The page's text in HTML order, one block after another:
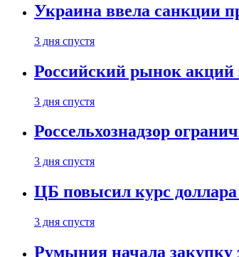
Украина ввела санкции
3 дня спустя
Российский рынок акций
3 дня спустя
Россельхознадзор
3 дня спустя
ЦБ повысил курс доллара
3 дня спустя
Румыния начала закупку